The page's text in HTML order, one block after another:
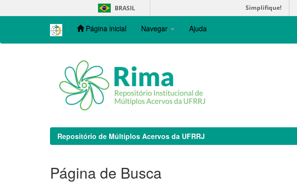
navigation
BRASIL Simplifique!
Página inicial Navegar Ajuda
Repositório de Múltiplos Acervos da UFRRJ
Página de Busca